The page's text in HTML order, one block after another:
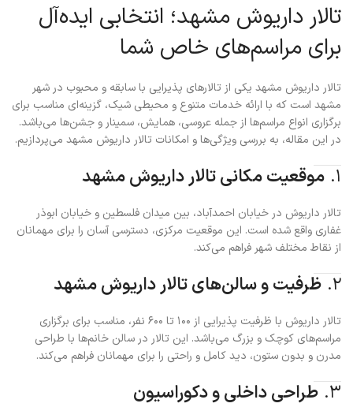
تالار داریوش مشهد؛ انتخابی ایده‌آل
برای مراسم‌های خاص شما
تالار داریوش مشهد یکی از تالارهای پذیرایی با سابقه و محبوب در شهر
مشهد است که با ارائه خدمات متنوع و محیطی شیک، گزینه‌ای مناسب برای
برگزاری انواع مراسم‌ها از جمله عروسی، همایش، سمینار و جشن‌ها می‌باشد.
در این مقاله، به بررسی ویژگی‌ها و امکانات تالار داریوش مشهد می‌پردازیم.
۱. موقعیت مکانی تالار داریوش مشهد
تالار داریوش در خیابان احمدآباد، بین میدان فلسطین و خیابان ابوذر
غفاری واقع شده است. این موقعیت مرکزی، دسترسی آسان را برای مهمانان
از نقاط مختلف شهر فراهم می‌کند.
۲. ظرفیت و سالن‌های تالار داریوش مشهد
تالار داریوش با ظرفیت پذیرایی از ۱۰۰ تا ۶۰۰ نفر، مناسب برای برگزاری
مراسم‌های کوچک و بزرگ می‌باشد. این تالار در سالن خانم‌ها با طراحی
مدرن و بدون ستون، دید کامل و راحتی را برای مهمانان فراهم می‌کند.
۳. طراحی داخلی و دکوراسیون